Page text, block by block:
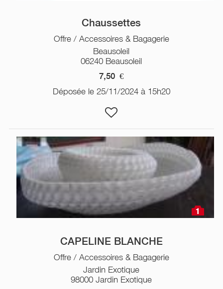
Chaussettes
Offre / Accessoires & Bagagerie
Beausoleil
06240 Beausoleil
7,50 €
Déposée le 25/11/2024 à 15h20
1
CAPELINE BLANCHE
Offre / Accessoires & Bagagerie
Jardin Exotique
98000 Jardin Exotique